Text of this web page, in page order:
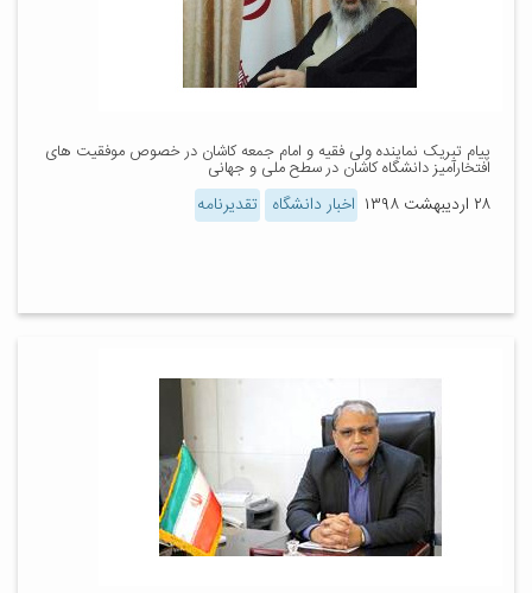
پیام تبریک نماینده ولی فقیه و امام جمعه کاشان در خصوص موفقیت های
افتخارآمیز دانشگاه کاشان در سطح ملی و جهانی
۲۸ اردیبهشت ۱۳۹۸ اخبار دانشگاه تقدیرنامه